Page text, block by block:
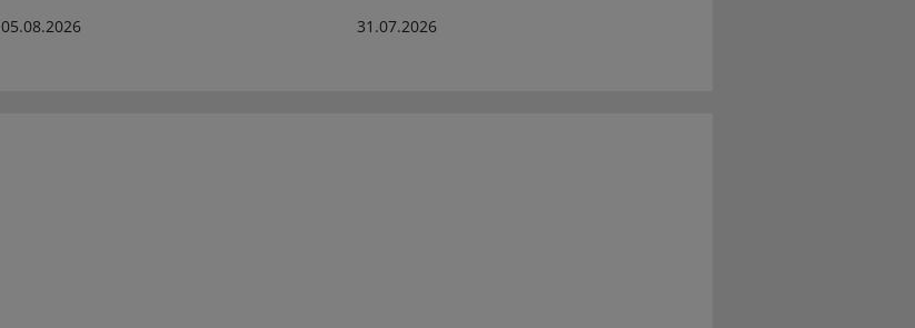
05.08.2026 31.07.2026